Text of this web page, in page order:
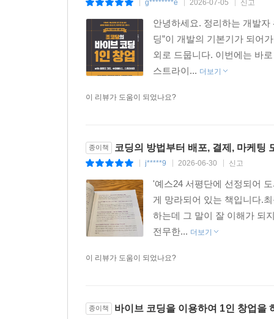
클라우드플레어 페이지스로 배포하기
프런트엔드 화면 구성하기
서버리스와 AI API를 활용한 AI 추천 시스템 만들
서버리스란?
AI API란?
Chapter 10 글로벌 결제 시스템 구축
글로벌 결제 모델과 MOR
폴라의 사용 정책 확인하기
폴라 샌드박스 환경에서 결제 시스템 구현 및 테
폴라 샌드박스 환경 시작하기
폴라 서비스 승인 심사받기
필수 법률 문서 페이지
g********e 2026-07-05 신고
안녕하세요. 정리하는 개발
딩”이 개발의 기본기가 되어
외로 드뭅니다. 이번에는 바
스트라이... 더보기
이 리뷰가 도움이 되었나요?
종이책 코딩의 방법부터 배포, 결제, 마케팅
j*****9 2026-06-30 신고
'예스24 서평단에 선정되어
게 망라되어 있는 책입니다.
하는데 그 말이 잘 이해가 되
전무한... 더보기
이 리뷰가 도움이 되었나요?
종이책 바이브 코딩을 이용하여 1인 창업을